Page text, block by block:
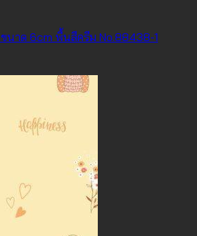
ขนาด 6cm พื้นสีครีม No.88438-1